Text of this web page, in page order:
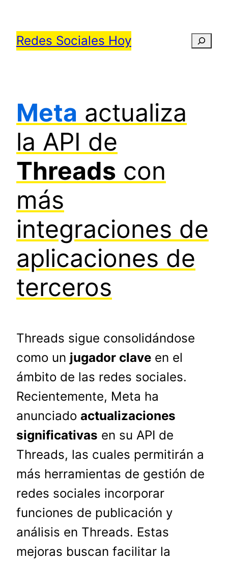
contenido
Redes Sociales Hoy
Meta actualiza
la API de
Threads con
más
integraciones de
aplicaciones de
terceros
Threads sigue consolidándose
como un jugador clave en el
ámbito de las redes sociales.
Recientemente, Meta ha
anunciado actualizaciones
significativas en su API de
Threads, las cuales permitirán a
más herramientas de gestión de
redes sociales incorporar
funciones de publicación y
análisis en Threads. Estas
mejoras buscan facilitar la